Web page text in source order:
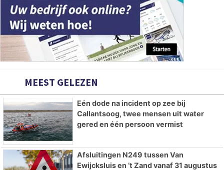
MEEST GELEZEN
Eén dode na incident op zee bij
Callantsoog, twee mensen uit water
gered en één persoon vermist
Afsluitingen N249 tussen Van
Ewijcksluis en ’t Zand vanaf 31 augustus